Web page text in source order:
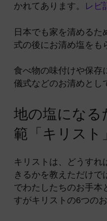
かれてあります。
レビ
日本でも家を清める
式の後にお清め塩をも
食べ物の味付けや保存
儀式などのお清めとし
地の塩になる
範「キリスト
キリストは、どうすれ
きるかを教えただけで
でわたしたちのお手本
すがキリストの6つの